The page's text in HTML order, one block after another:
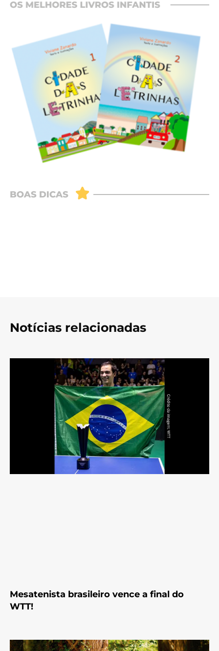
Notícias relacionadas
Mesatenista brasileiro vence a final do
WTT!